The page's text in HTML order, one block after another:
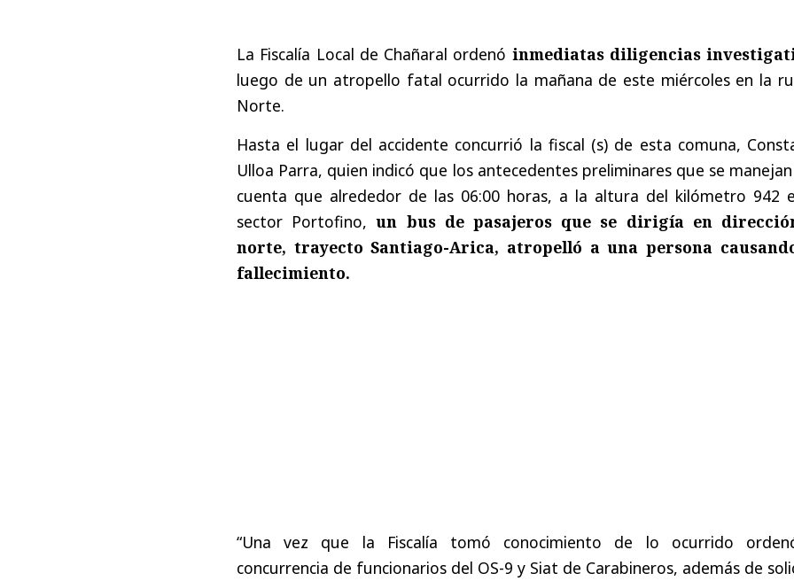
La Fiscalía Local de Chañaral ordenó inmediatas diligencias
luego de un atropello fatal ocurrido la mañana de este miércoles en la
Norte.
Hasta el lugar del accidente concurrió la fiscal (s) de esta comuna,
Ulloa Parra, quien indicó que los antecedentes preliminares que se
cuenta que alrededor de las 06:00 horas, a la altura del kilómetro 942
sector Portofino,un bus de pasajeros que se dirigía en
norte, trayecto Santiago-Arica, atropelló a una persona
fallecimiento.
“Una vez que la Fiscalía tomó conocimiento de lo ocurrido
concurrencia de funcionarios del OS-9 y Siat de Carabineros, además de